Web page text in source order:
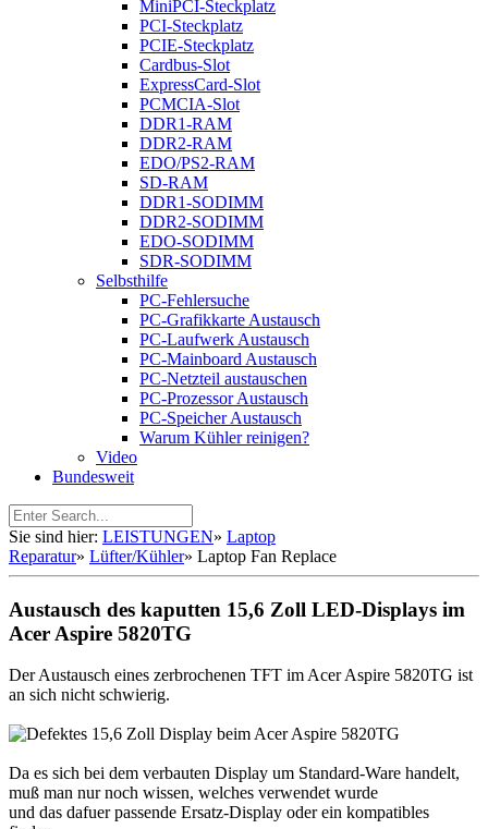
MiniPCI-Steckplatz
PCI-Steckplatz
PCIE-Steckplatz
Cardbus-Slot
ExpressCard-Slot
PCMCIA-Slot
DDR1-RAM
DDR2-RAM
EDO/PS2-RAM
SD-RAM
DDR1-SODIMM
DDR2-SODIMM
EDO-SODIMM
SDR-SODIMM
Selbsthilfe
PC-Fehlersuche
PC-Grafikkarte Austausch
PC-Laufwerk Austausch
PC-Mainboard Austausch
PC-Netzteil austauschen
PC-Prozessor Austausch
PC-Speicher Austausch
Warum Kühler reinigen?
Video
Bundesweit
Sie sind hier: LEISTUNGEN» Laptop
Reparatur» Lüfter/Kühler» Laptop Fan Replace
Austausch des kaputten 15,6 Zoll LED-Displays im
Acer Aspire 5820TG
Der Austausch eines zerbrochenen TFT im Acer Aspire 5820TG ist
an sich nicht schwierig.
Da es sich bei dem verbauten Display um Standard-Ware handelt,
muß man nur noch wissen, welches verwendet wurde
und das dafuer passende Ersatz-Display oder ein kompatibles